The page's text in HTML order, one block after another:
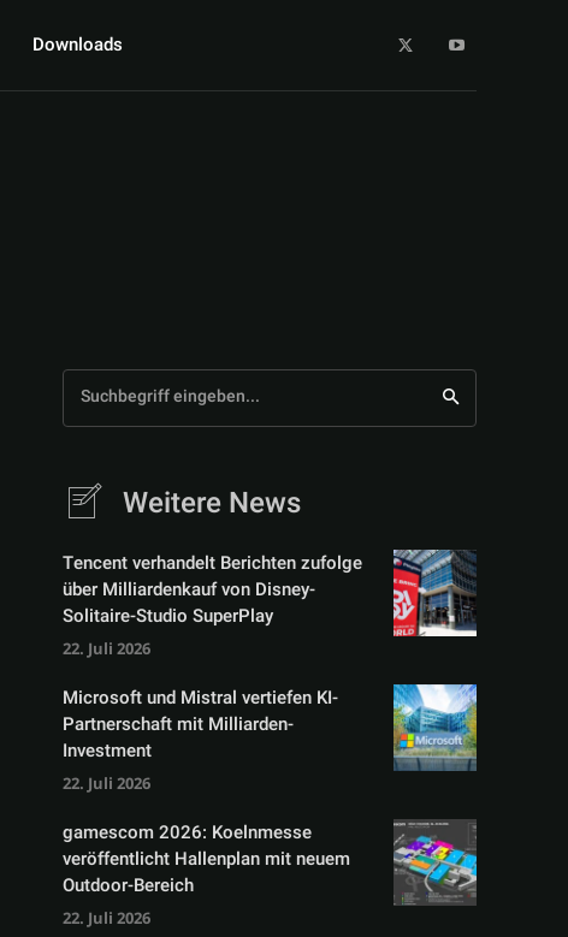
Downloads
Suchbegriff eingeben...
Weitere News
Tencent verhandelt Berichten zufolge
über Milliardenkauf von Disney-
Solitaire-Studio SuperPlay
22. Juli 2026
Microsoft und Mistral vertiefen KI-
Partnerschaft mit Milliarden-
Investment
22. Juli 2026
gamescom 2026: Koelnmesse
veröffentlicht Hallenplan mit neuem
Outdoor-Bereich
22. Juli 2026